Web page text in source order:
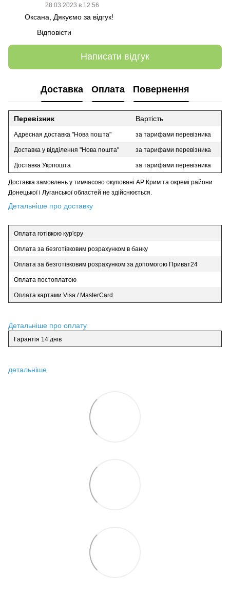
28.03.2023 в 12:56
Оксана, Дякуємо за відгук!
Відповісти
Написати відгук
Доставка Оплата Повернення
Перевізник Вартість
Адресная доставка "Нова пошта" за тарифами перевізника
Доставка у відділення "Нова пошта" за тарифами перевізника
Доставка Укрпошта за тарифами перевізника
Доставка замовлень у тимчасово окуповані АР Крим та окремі райони
Донецької і Луганської областей не здійснюється.
Детальніше про доставку
Оплата готівкою кур'єру
Оплата за безготівковим розрахунком в банку
Оплата за безготівковим розрахунком за допомогою Приват24
Оплата постоплатою
Оплата картами Visa / MasterCard
Детальніше про оплату
Гарантія 14 днів
детальніше